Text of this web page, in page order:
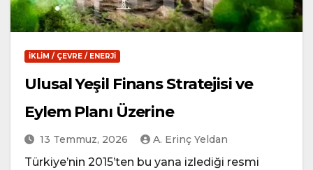
İKLIM / ÇEVRE / ENERJI
Ulusal Yeşil Finans Stratejisi ve
Eylem Planı Üzerine
13 Temmuz, 2026 A. Erinç Yeldan
Türkiye’nin 2015’ten bu yana izlediği resmi